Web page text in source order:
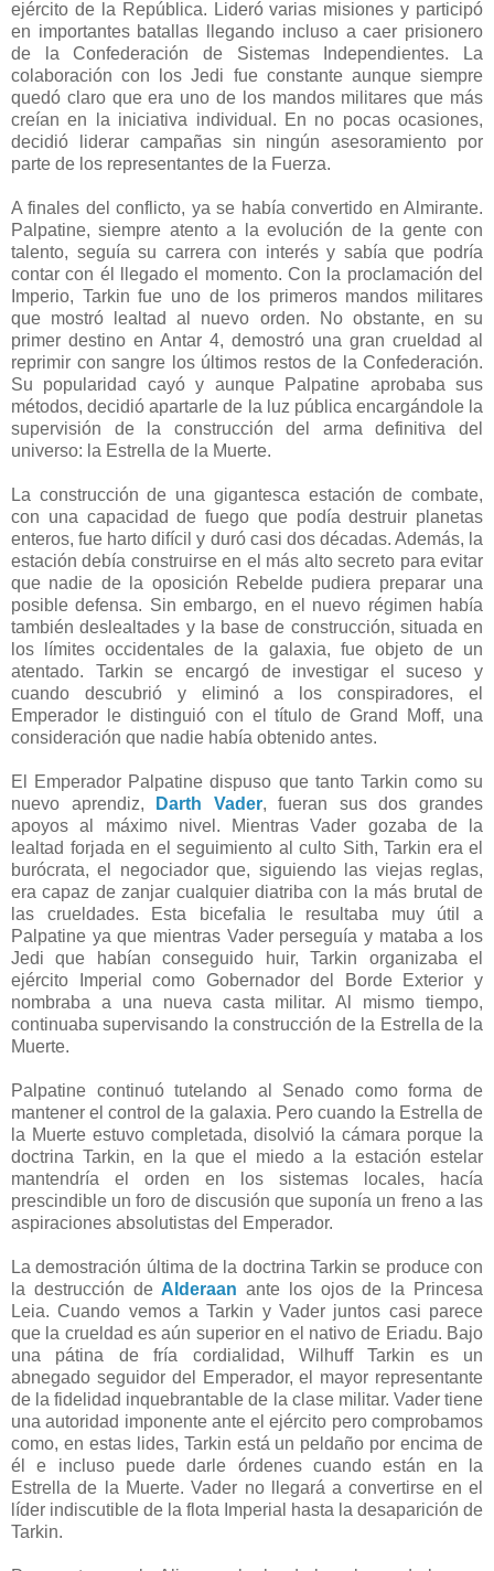
ejército de la República. Lideró varias misiones y participó
en importantes batallas llegando incluso a caer prisionero
de la Confederación de Sistemas Independientes. La
colaboración con los Jedi fue constante aunque siempre
quedó claro que era uno de los mandos militares que más
creían en la iniciativa individual. En no pocas ocasiones,
decidió liderar campañas sin ningún asesoramiento por
parte de los representantes de la Fuerza.
A finales del conflicto, ya se había convertido en Almirante.
Palpatine, siempre atento a la evolución de la gente con
talento, seguía su carrera con interés y sabía que podría
contar con él llegado el momento. Con la proclamación del
Imperio, Tarkin fue uno de los primeros mandos militares
que mostró lealtad al nuevo orden. No obstante, en su
primer destino en Antar 4, demostró una gran crueldad al
reprimir con sangre los últimos restos de la Confederación.
Su popularidad cayó y aunque Palpatine aprobaba sus
métodos, decidió apartarle de la luz pública encargándole la
supervisión de la construcción del arma definitiva del
universo: la Estrella de la Muerte.
La construcción de una gigantesca estación de combate,
con una capacidad de fuego que podía destruir planetas
enteros, fue harto difícil y duró casi dos décadas. Además, la
estación debía construirse en el más alto secreto para evitar
que nadie de la oposición Rebelde pudiera preparar una
posible defensa. Sin embargo, en el nuevo régimen había
también deslealtades y la base de construcción, situada en
los límites occidentales de la galaxia, fue objeto de un
atentado. Tarkin se encargó de investigar el suceso y
cuando descubrió y eliminó a los conspiradores, el
Emperador le distinguió con el título de Grand Moff, una
consideración que nadie había obtenido antes.
El Emperador Palpatine dispuso que tanto Tarkin como su
nuevo aprendiz,
Darth Vader, fueran sus dos grandes
apoyos al máximo nivel. Mientras Vader gozaba de la
lealtad forjada en el seguimiento al culto Sith, Tarkin era el
burócrata, el negociador que, siguiendo las viejas reglas,
era capaz de zanjar cualquier diatriba con la más brutal de
las crueldades. Esta bicefalia le resultaba muy útil a
Palpatine ya que mientras Vader perseguía y mataba a los
Jedi que habían conseguido huir, Tarkin organizaba el
ejército Imperial como Gobernador del Borde Exterior y
nombraba a una nueva casta militar. Al mismo tiempo,
continuaba supervisando la construcción de la Estrella de la
Muerte.
Palpatine continuó tutelando al Senado como forma de
mantener el control de la galaxia. Pero cuando la Estrella de
la Muerte estuvo completada, disolvió la cámara porque la
doctrina Tarkin, en la que el miedo a la estación estelar
mantendría el orden en los sistemas locales, hacía
prescindible un foro de discusión que suponía un freno a las
aspiraciones absolutistas del Emperador.
La demostración última de la doctrina Tarkin se produce con
la destrucción de Alderaan ante los ojos de la Princesa
Leia. Cuando vemos a Tarkin y Vader juntos casi parece
que la crueldad es aún superior en el nativo de Eriadu. Bajo
una pátina de fría cordialidad, Wilhuff Tarkin es un
abnegado seguidor del Emperador, el mayor representante
de la fidelidad inquebrantable de la clase militar. Vader tiene
una autoridad imponente ante el ejército pero comprobamos
como, en estas lides, Tarkin está un peldaño por encima de
él e incluso puede darle órdenes cuando están en la
Estrella de la Muerte. Vader no llegará a convertirse en el
líder indiscutible de la flota Imperial hasta la desaparición de
Tarkin.